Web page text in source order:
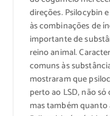
direções. Psilocybin
às combinações de
importante de
reino animal.
comuns às
mostraram que
perto ao LSD, não
mas também quanto